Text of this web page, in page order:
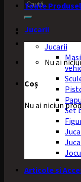
Caută
după:
Nu ai
Coș
Nu ai niciun
Toate
Jucarii
Jucarii
Set
Articole si